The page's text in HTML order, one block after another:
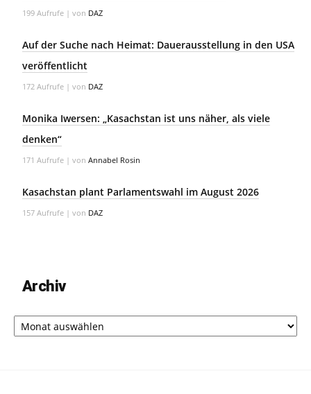
199 Aufrufe | von DAZ
Auf der Suche nach Heimat: Dauerausstellung in den USA
veröffentlicht
172 Aufrufe | von DAZ
Monika Iwersen: „Kasachstan ist uns näher, als viele
denken“
171 Aufrufe | von Annabel Rosin
Kasachstan plant Parlamentswahl im August 2026
157 Aufrufe | von DAZ
Archiv
Archiv